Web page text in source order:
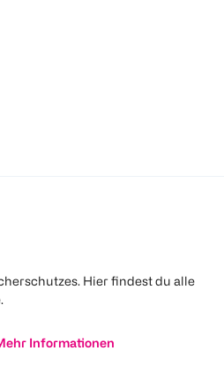
Hier findest du alle
Informationen